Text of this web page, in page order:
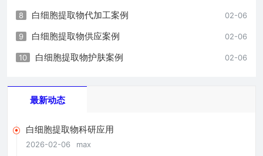
02-06
8 白细胞提取物代加工案例
02-06
9 白细胞提取物供应案例
02-06
10 白细胞提取物护肤案例
最新动态
白细胞提取物科研应用
2026-02-06 max